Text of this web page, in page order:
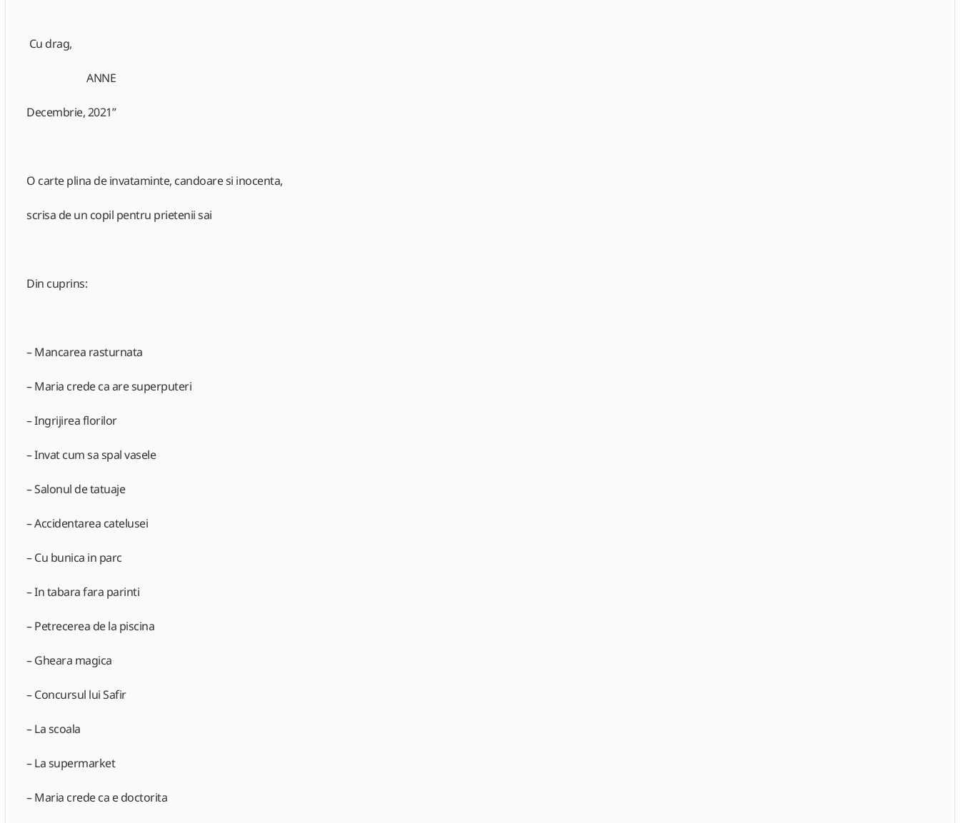
Cu drag,
ANNE
Decembrie, 2021”
O carte plina de invataminte, candoare si inocenta,
scrisa de un copil pentru prietenii sai
Din cuprins:
– Mancarea rasturnata
– Maria crede ca are superputeri
– Ingrijirea florilor
– Invat cum sa spal vasele
– Salonul de tatuaje
– Accidentarea catelusei
– Cu bunica in parc
– In tabara fara parinti
– Petrecerea de la piscina
– Gheara magica
– Concursul lui Safir
– La scoala
– La supermarket
– Maria crede ca e doctorita